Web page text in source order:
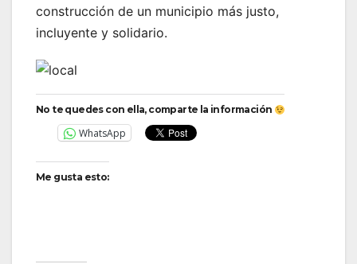
construcción de un municipio más justo,
incluyente y solidario.
No te quedes con ella, comparte la información
WhatsApp
Me gusta esto: